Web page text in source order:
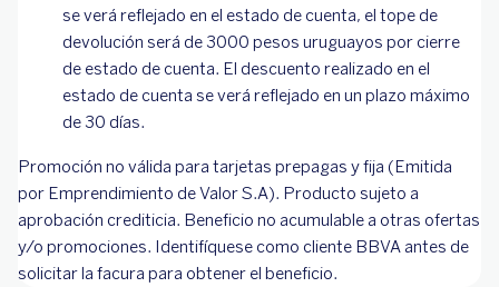
se verá reflejado en el estado de cuenta, el tope de
devolución será de 3000 pesos uruguayos por cierre
de estado de cuenta. El descuento realizado en el
estado de cuenta se verá reflejado en un plazo máximo
de 30 días.
Promoción no válida para tarjetas prepagas y fija (Emitida
por Emprendimiento de Valor S.A). Producto sujeto a
aprobación crediticia. Beneficio no acumulable a otras ofertas
y/o promociones. Identifíquese como cliente BBVA antes de
solicitar la facura para obtener el beneficio.